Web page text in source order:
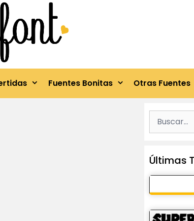
Fuentes Bonitas Otras Fuentes
Últimas